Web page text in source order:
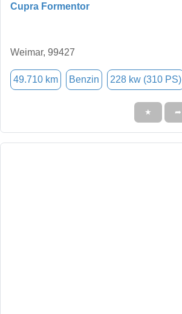
Cupra Formentor
Weimar, 99427
49.710 km Benzin 228 kw (310 PS)
★ ➦